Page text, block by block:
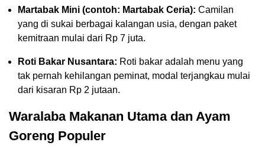
Martabak Mini (contoh: Martabak Ceria): Camilan
yang di sukai berbagai kalangan usia, dengan paket
kemitraan mulai dari Rp 7 juta.
Roti Bakar Nusantara: Roti bakar adalah menu yang
tak pernah kehilangan peminat, modal terjangkau mulai
dari kisaran Rp 2 jutaan.
Waralaba Makanan Utama dan Ayam
Goreng Populer